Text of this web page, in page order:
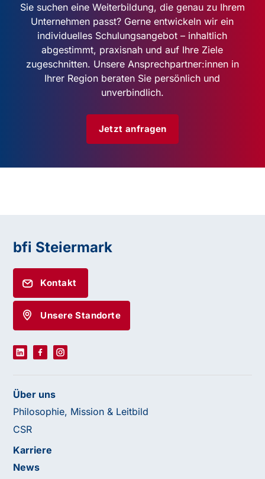
Sie suchen eine Weiterbildung, die genau zu Ihrem
Unternehmen passt? Gerne entwickeln wir ein
individuelles Schulungsangebot – inhaltlich
abgestimmt, praxisnah und auf Ihre Ziele
zugeschnitten. Unsere Ansprechpartner:innen in
Ihrer Region beraten Sie persönlich und
unverbindlich.
Jetzt anfragen
bfi Steiermark
Kontakt
Unsere Standorte
Über uns
Philosophie, Mission & Leitbild
CSR
Karriere
News